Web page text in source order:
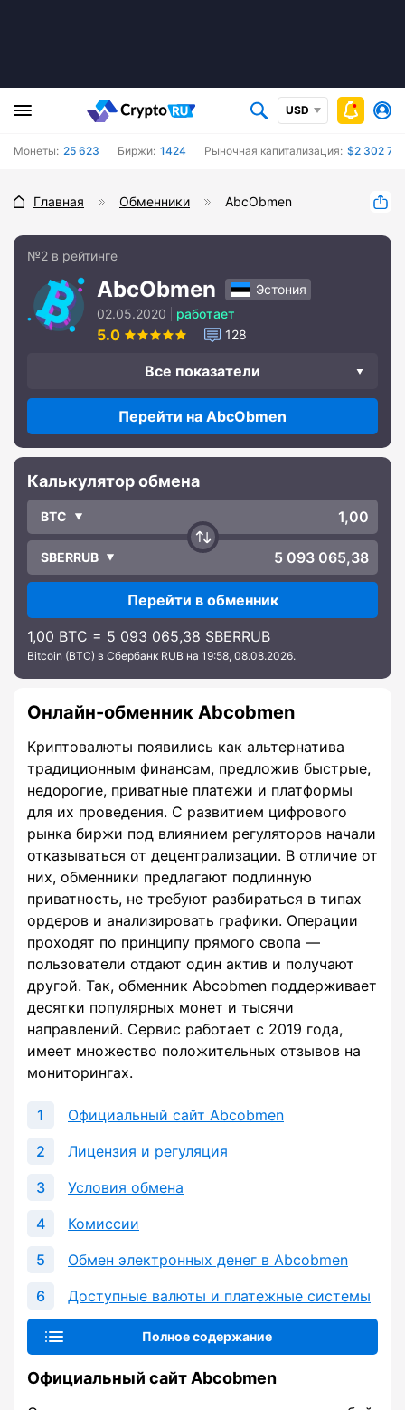
USD
Монеты: 25 623 Биржи: 1424 Рыночная капитализация: $2 302
Главная Обменники AbcObmen
№2 в рейтинге
AbcObmen
Эстония
02.05.2020
работает
5.0 128
Все показатели
Перейти на AbcObmen
Калькулятор обмена
BTC
SBERRUB
Перейти в обменник
1,00 BTC = 5 093 065,38 SBERRUB
Bitcoin (BTC) в Сбербанк RUB на 19:58, 08.08.2026.
Онлайн-обменник Abcobmen
Криптовалюты появились как альтернатива
традиционным финансам, предложив быстрые,
недорогие, приватные платежи и платформы
для их проведения. С развитием цифрового
рынка биржи под влиянием регуляторов начали
отказываться от децентрализации. В отличие от
них, обменники предлагают подлинную
приватность, не требуют разбираться в типах
ордеров и анализировать графики. Операции
проходят по принципу прямого свопа —
пользователи отдают один актив и получают
другой. Так, обменник Abcobmen поддерживает
десятки популярных монет и тысячи
направлений. Сервис работает с 2019 года,
имеет множество положительных отзывов на
мониторингах.
Официальный сайт Abcobmen
Лицензия и регуляция
Условия обмена
Комиссии
Обмен электронных денег в Abcobmen
Доступные валюты и платежные системы
Полное содержание
Официальный сайт Abcobmen